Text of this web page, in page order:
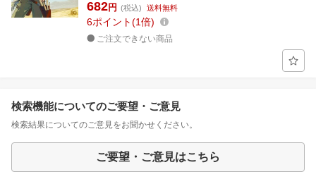
682円 (税込) 送料無料
6ポイント 1倍
ご注文できない商品
検索機能についてのご要望・ご意見
検索結果についてのご意見をお聞かせください。
ご要望・ご意見はこちら